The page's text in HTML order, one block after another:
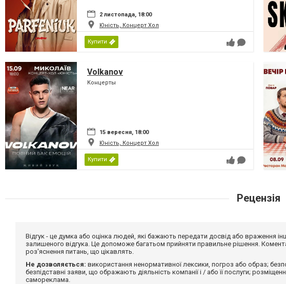
2 листопада, 18:00
Юність, Концерт Хол
Купити
Volkanov
Концерты
15 вересня, 18:00
Юність, Концерт Хол
Купити
Рецензія
Відгук - це думка або оцінка людей, які бажають передати досвід або враження
залишеного відгука. Це допоможе багатьом прийняти правильне рішення.
роз'яснення питань, що цікавлять.
Не дозволяється: використання ненормативної лексики, погроз або образ;
безпідставні заяви, що ображають діяльність компанії і / або її послуги;
самореклама.